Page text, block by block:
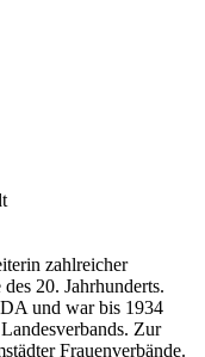
zahlreicher
20. Jahrhunderts.
und war bis 1934
Zur
Frauenverbände.